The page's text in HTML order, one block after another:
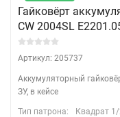
Гайковёрт
CW 2004SL
Артикул: 205737
Аккумуляторный
ЗУ, в кейсе
Тип патрона:
Квадрат 1/